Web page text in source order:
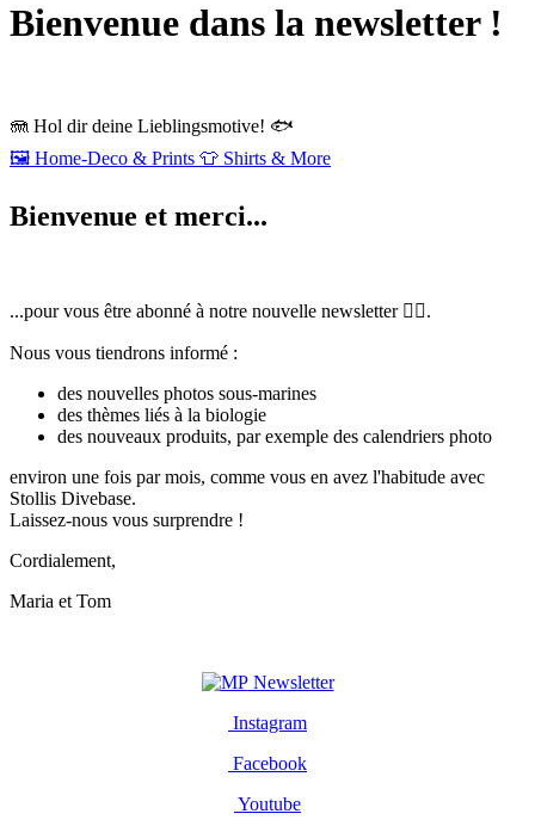
Bienvenue dans la newsletter !
🪼 Hol dir deine Lieblingsmotive! 🐟
🖼️ Home‑Deco & Prints 👕 Shirts & More
Bienvenue et merci...
...pour vous être abonné à notre nouvelle newsletter 👌🏼.
Nous vous tiendrons informé :
des nouvelles photos sous-marines
des thèmes liés à la biologie
des nouveaux produits, par exemple des calendriers photo
environ une fois par mois, comme vous en avez l'habitude avec
Stollis Divebase.
Laissez-nous vous surprendre !
Cordialement,
Maria et Tom
Newsletter
Instagram
Facebook
Youtube